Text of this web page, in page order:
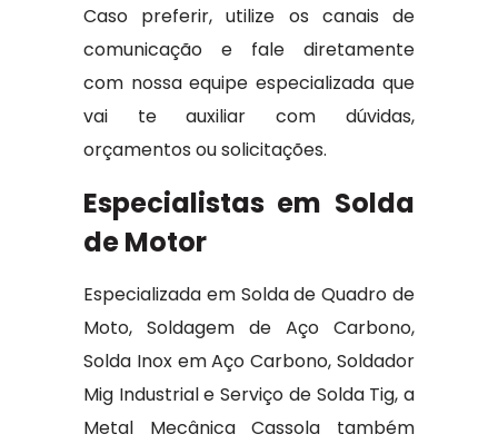
Caso preferir, utilize os canais de
comunicação e fale diretamente
com nossa equipe especializada que
vai te auxiliar com dúvidas,
orçamentos ou solicitações.
Especialistas em Solda
de Motor
Especializada em Solda de Quadro de
Moto, Soldagem de Aço Carbono,
Solda Inox em Aço Carbono, Soldador
Mig Industrial e Serviço de Solda Tig, a
Metal Mecânica Cassola também